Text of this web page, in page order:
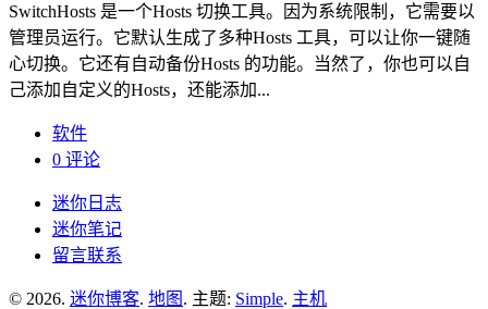
SwitchHosts 是一个Hosts 切换工具。因为系统限制，它需要以
管理员运行。它默认生成了多种Hosts 工具，可以让你一键随
心切换。它还有自动备份Hosts 的功能。当然了，你也可以自
己添加自定义的Hosts，还能添加...
软件
0 评论
迷你日志
迷你笔记
留言联系
© 2026. 迷你博客. 地图 . 主题: Simple. 主机